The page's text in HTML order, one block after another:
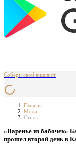
Собери свой вишлист
Главная
Мода
Стиль
«Варенье из бабочек»
прошел второй день в